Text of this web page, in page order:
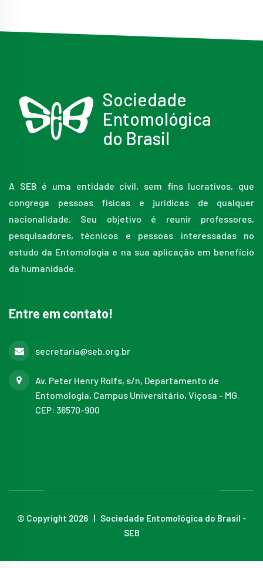
Sociedade
Entomológica
do Brasil
A SEB é uma entidade civil, sem fins lucrativos, que
congrega pessoas físicas e jurídicas de qualquer
nacionalidade. Seu objetivo é reunir professores,
pesquisadores, técnicos e pessoas interessadas no
estudo da Entomologia e na sua aplicação em benefício
da humanidade.
Entre em contato!
secretaria@seb.org.br
Av. Peter Henry Rolfs, s/n, Departamento de
Entomologia, Campus Universitário, Viçosa - MG.
CEP: 36570-900
© Copyright 2026 | Sociedade Entomológica do Brasil -
SEB